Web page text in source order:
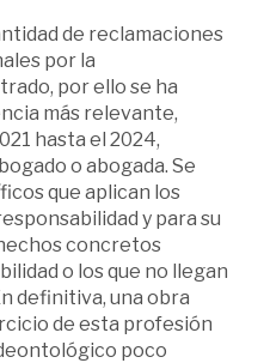
de reclamaciones
por la
por ello se ha
más relevante,
hasta el 2024,
o abogada. Se
que aplican los
y para su
concretos
o los que no llegan
definitiva, una obra
de esta profesión
poco